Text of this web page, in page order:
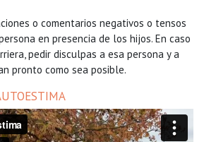
o comentarios negativos o tensos
en presencia de los hijos. En caso
pedir disculpas a esa persona y a
pronto como sea posible.